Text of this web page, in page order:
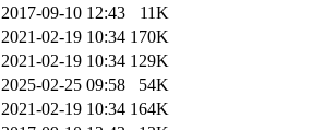
2017-09-10 12:43
11K
2021-02-19 10:34 170K
2021-02-19 10:34 129K
2025-02-25 09:58
54K
2021-02-19 10:34 164K